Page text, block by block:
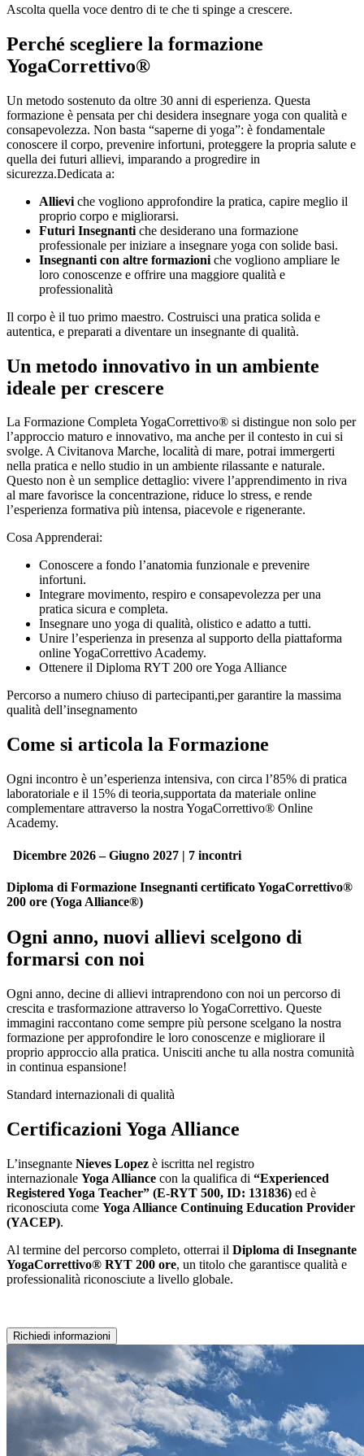
Ascolta quella voce dentro di te che ti spinge a crescere.
Perché scegliere la formazione
YogaCorrettivo®
Un metodo sostenuto da oltre 30 anni di esperienza. Questa
formazione è pensata per chi desidera insegnare yoga con qualità e
consapevolezza. Non basta “saperne di yoga”: è fondamentale
conoscere il corpo, prevenire infortuni, proteggere la propria salute e
quella dei futuri allievi, imparando a progredire in
sicurezza.Dedicata a:
Allievi che vogliono approfondire la pratica, capire meglio il
proprio corpo e migliorarsi.
Futuri Insegnanti che desiderano una formazione
professionale per iniziare a insegnare yoga con solide basi.
Insegnanti con altre formazioni che vogliono ampliare le
loro conoscenze e offrire una maggiore qualità e
professionalità
Il corpo è il tuo primo maestro. Costruisci una pratica solida e
autentica, e preparati a diventare un insegnante di qualità.
Un metodo innovativo in un ambiente
ideale per crescere
La Formazione Completa YogaCorrettivo® si distingue non solo per
l’approccio maturo e innovativo, ma anche per il contesto in cui si
svolge. A Civitanova Marche, località di mare, potrai immergerti
nella pratica e nello studio in un ambiente rilassante e naturale.
Questo non è un semplice dettaglio: vivere l’apprendimento in riva
al mare favorisce la concentrazione, riduce lo stress, e rende
l’esperienza formativa più intensa, piacevole e rigenerante.
Cosa Apprenderai:
Conoscere a fondo l’anatomia funzionale e prevenire
infortuni.
Integrare movimento, respiro e consapevolezza per una
pratica sicura e completa.
Insegnare uno yoga di qualità, olistico e adatto a tutti.
Unire l’esperienza in presenza al supporto della piattaforma
online YogaCorrettivo Academy.
Ottenere il Diploma RYT 200 ore Yoga Alliance
Percorso a numero chiuso di partecipanti,per garantire la massima
qualità dell’insegnamento
Come si articola la Formazione
Ogni incontro è un’esperienza intensiva, con circa l’85% di pratica
laboratoriale e il 15% di teoria,supportata da materiale online
complementare attraverso la nostra YogaCorrettivo® Online
Academy.
Dicembre 2026 – Giugno 2027 | 7 incontri
Diploma di Formazione Insegnanti certificato YogaCorrettivo®
200 ore (Yoga Alliance®)
Ogni anno, nuovi allievi scelgono di
formarsi con noi
Ogni anno, decine di allievi intraprendono con noi un percorso di
crescita e trasformazione attraverso lo YogaCorrettivo. Queste
immagini raccontano come sempre più persone scelgano la nostra
formazione per approfondire le loro conoscenze e migliorare il
proprio approccio alla pratica. Unisciti anche tu alla nostra comunità
in continua espansione!
Standard internazionali di qualità
Certificazioni Yoga Alliance
L’insegnante Nieves Lopez è iscritta nel registro
internazionale Yoga Alliance con la qualifica di “Experienced
Registered Yoga Teacher” (E-RYT 500, ID: 131836) ed è
riconosciuta come Yoga Alliance Continuing Education Provider
(YACEP).
Al termine del percorso completo, otterrai il Diploma di Insegnante
YogaCorrettivo® RYT 200 ore, un titolo che garantisce qualità e
professionalità riconosciute a livello globale.
Richiedi informazioni